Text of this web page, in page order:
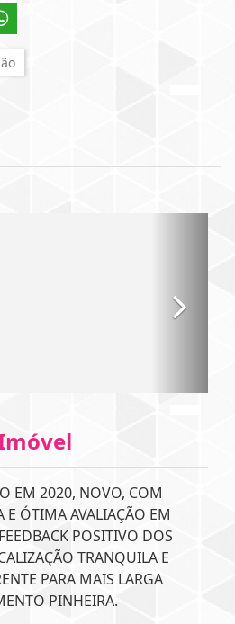
EM 2020, NOVO, COM
E ÓTIMA AVALIAÇÃO EM
POSITIVO DOS
TRANQUILA E
PARA MAIS LARGA
PINHEIRA.